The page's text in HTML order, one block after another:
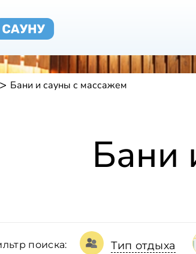
Бани и сауны с массажем
Бани
поиска: Тип отдыха